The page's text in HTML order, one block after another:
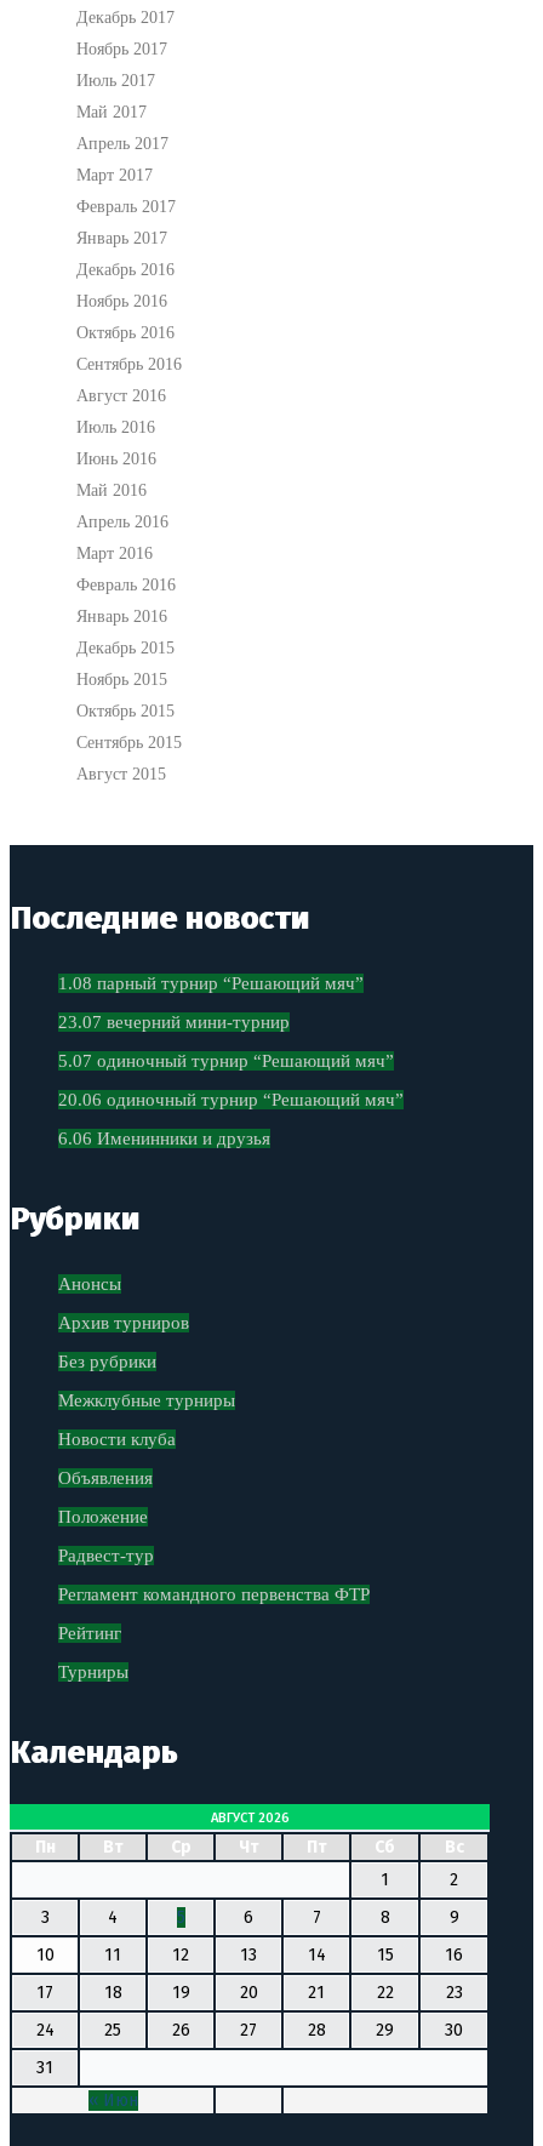
Декабрь 2017
Ноябрь 2017
Июль 2017
Май 2017
Апрель 2017
Март 2017
Февраль 2017
Январь 2017
Декабрь 2016
Ноябрь 2016
Октябрь 2016
Сентябрь 2016
Август 2016
Июль 2016
Июнь 2016
Май 2016
Апрель 2016
Март 2016
Февраль 2016
Январь 2016
Декабрь 2015
Ноябрь 2015
Октябрь 2015
Сентябрь 2015
Август 2015
Последние новости
1.08 парный турнир “Решающий мяч”
23.07 вечерний мини-турнир
5.07 одиночный турнир “Решающий мяч”
20.06 одиночный турнир “Решающий мяч”
6.06 Именинники и друзья
Рубрики
Анонсы
Архив турниров
Без рубрики
Межклубные турниры
Новости клуба
Объявления
Положение
Радвест-тур
Регламент командного первенства ФТР
Рейтинг
Турниры
Календарь
АВГУСТ 2026
Пн Вт Ср Чт Пт Сб Вс
« Июн
1
2
3
4 5 6 7 8
9
10
11 12 13 14 15
16
17
18 19 20 21 22
23
24
25 26 27 28 29
30
31